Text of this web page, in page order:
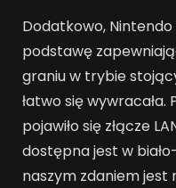
Dodatkowo,
podstawę
graniu w trybie
łatwo się
pojawiło się złącze
dostępna jest w
naszym zdaniem jest